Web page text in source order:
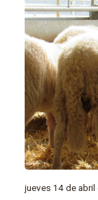
jueves 14 de